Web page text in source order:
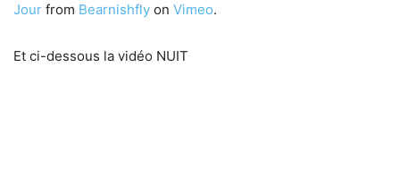
Jour from Bearnishfly on Vimeo.
Et ci-dessous la vidéo NUIT